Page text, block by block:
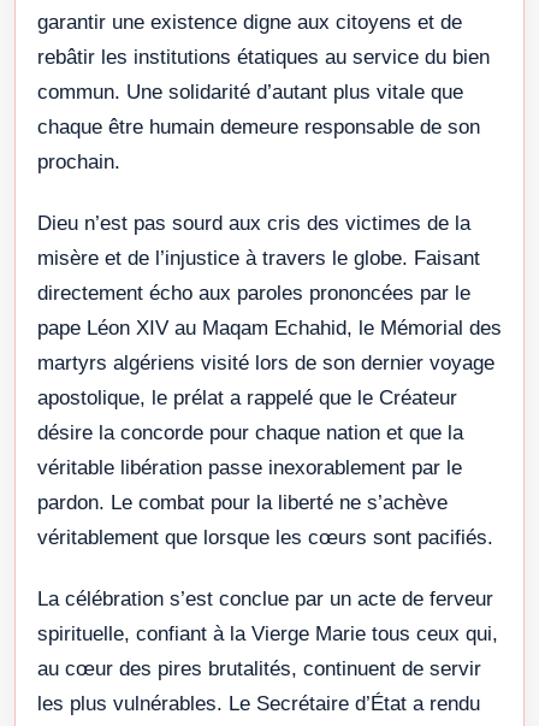
garantir une existence digne aux citoyens et de
rebâtir les institutions étatiques au service du bien
commun. Une solidarité d’autant plus vitale que
chaque être humain demeure responsable de son
prochain.
Dieu n’est pas sourd aux cris des victimes de la
misère et de l’injustice à travers le globe. Faisant
directement écho aux paroles prononcées par le
pape Léon XIV au Maqam Echahid, le Mémorial des
martyrs algériens visité lors de son dernier voyage
apostolique, le prélat a rappelé que le Créateur
désire la concorde pour chaque nation et que la
véritable libération passe inexorablement par le
pardon. Le combat pour la liberté ne s’achève
véritablement que lorsque les cœurs sont pacifiés.
La célébration s’est conclue par un acte de ferveur
spirituelle, confiant à la Vierge Marie tous ceux qui,
au cœur des pires brutalités, continuent de servir
les plus vulnérables. Le Secrétaire d’État a rendu